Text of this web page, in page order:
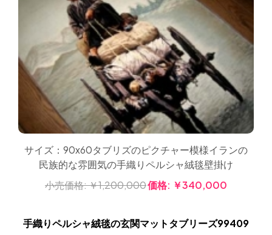
サイズ：90x60タブリズのピクチャー模様イランの
民族的な雰囲気の手織りペルシャ絨毯壁掛け
小売価格:￥1,200,000価格: ￥340,000
手織りペルシャ絨毯の玄関マットタブリーズ99409